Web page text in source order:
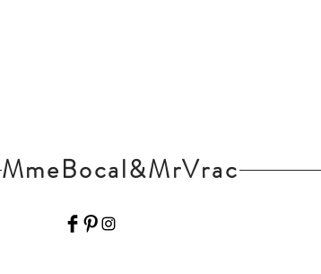
MmeBocal&MrVrac